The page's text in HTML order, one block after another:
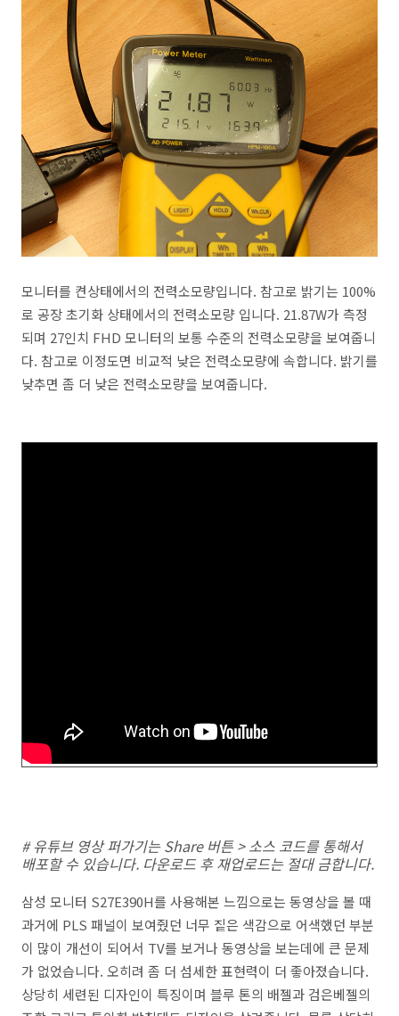
모니터를 켠상태에서의 전력소모량입니다. 참고로 밝기는 100%
로 공장 초기화 상태에서의 전력소모량 입니다. 21.87W가 측정
되며 27인치 FHD 모니터의 보통 수준의 전력소모량을 보여줍니
다. 참고로 이정도면 비교적 낮은 전력소모량에 속합니다. 밝기를
낮추면 좀 더 낮은 전력소모량을 보여줍니다.
# 유튜브 영상 퍼가기는 Share 버튼 > 소스 코드를 통해서
배포할 수 있습니다. 다운로드 후 재업로드는 절대 금합니다.
삼성 모니터 S27E390H를 사용해본 느낌으로는 동영상을 볼 때
과거에 PLS 패널이 보여줬던 너무 짙은 색감으로 어색했던 부분
이 많이 개선이 되어서 TV를 보거나 동영상을 보는데에 큰 문제
가 없었습니다. 오히려 좀 더 섬세한 표현력이 더 좋아졌습니다.
상당히 세련된 디자인이 특징이며 블루 톤의 배젤과 검은베젤의